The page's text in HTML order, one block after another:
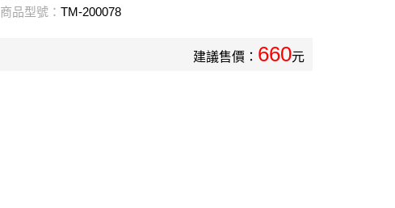
商品型號：TM-200078
建議售價： 660元